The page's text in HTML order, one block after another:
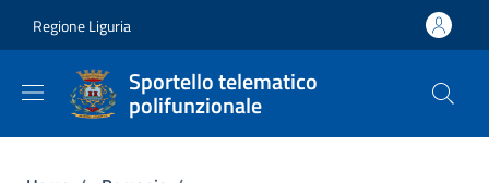
Regione Liguria
Sportello telematico
polifunzionale